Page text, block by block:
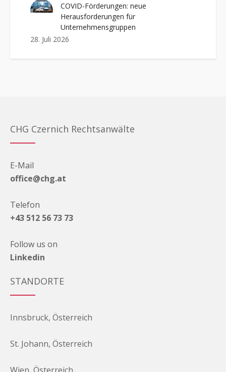
COVID-Förderungen: neue
Herausforderungen für
Unternehmensgruppen
28. Juli 2026
CHG Czernich Rechtsanwälte
E-Mail
office@chg.at
Telefon
+43 512 56 73 73
Follow us on
Linkedin
STANDORTE
Innsbruck, Österreich
St. Johann, Österreich